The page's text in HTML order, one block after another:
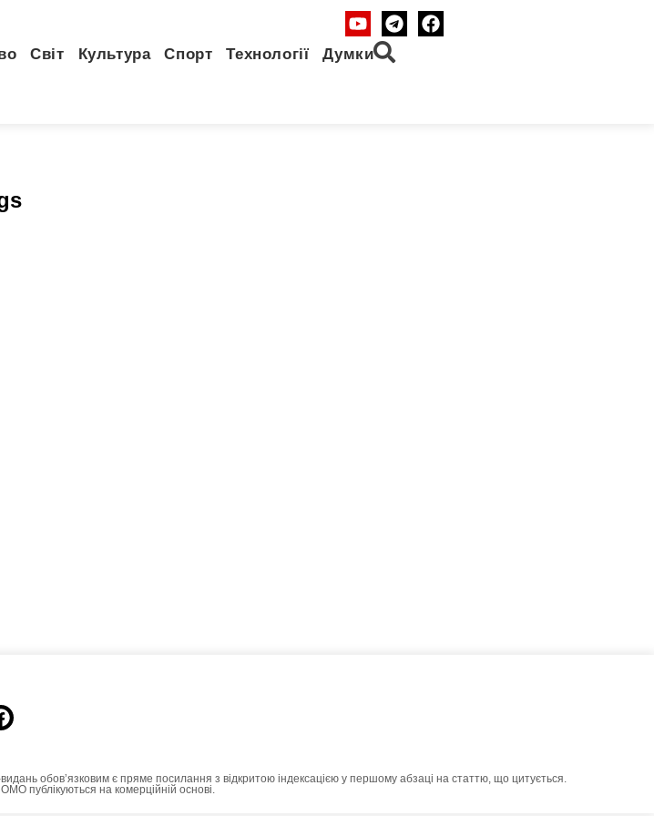
Світ Культура Спорт Технології Думки
обовʼязковим є пряме посилання з відкритою індексацією у першому абзаці на статтю, що цитується.
публікуються на комерційній основі.